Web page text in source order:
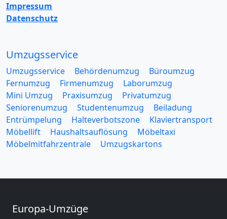
Impressum
Datenschutz
Umzugsservice
Umzugsservice Behördenumzug
Büroumzug
Fernumzug
Firmenumzug
Laborumzug
Mini Umzug
Praxisumzug
Privatumzug
Seniorenumzug
Studentenumzug
Beiladung
Entrümpelung
Halteverbotszone
Klaviertransport
Möbellift
Haushaltsauflösung
Möbeltaxi
Möbelmitfahrzentrale
Umzugskartons
Europa-Umzüge